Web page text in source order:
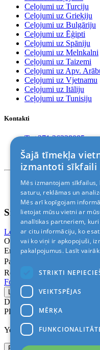
Ceļojumi uz Turciju
Ceļojumi uz Grieķiju
Ceļojumi uz Bulgāriju
Ceļojumi uz Ēģipti
Ceļojumi uz Spāniju
Ceļojumi uz Melnkalni
Ceļojumi uz Taizemi
Ceļojumi uz Apv.
Ceļojumi uz Vjetnamu
Ceļojumi uz Itāliju
Ceļojumi uz Tunisiju
Kontakti
T. +371 26228085
Rīga, Kr.Barona 88
Nosacījumi un atrunas
© 2011-2026>
Sign In
Login with Facebook Login
Or
Email
Password
Remember me
Forgot Password?
Don’t have an account?
Please confirm login email
You will receive an email
Šajā tīmekļa
izmantoti sīkfaili
Mēs izmantojam
saturu, reklāmas un
Mēs arī kopīgojam
lietojat mūsu vietni ar
analītikas partneriem,
ar citu informāciju, ko
vai ko viņi ir apkopojuši,
pakalpojumus. Lasīt vairāk
STRIKTI
VEIKTSPĒJAS
MĒRĶA